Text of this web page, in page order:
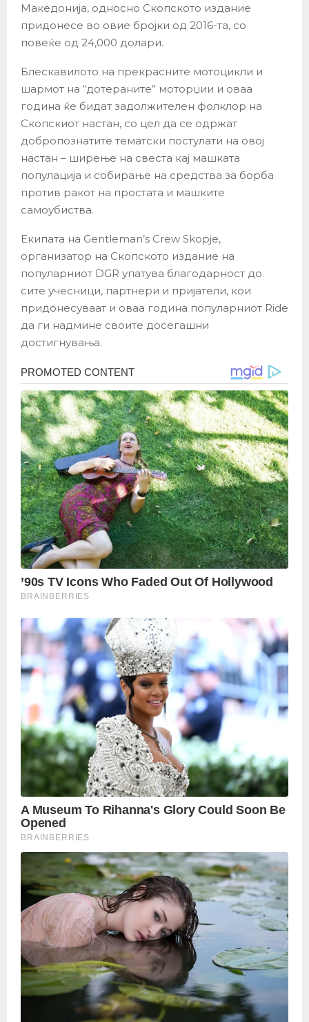
Македонија, односно Скопското издание
придонесе во овие бројки од 2016-та, со
повеќе од 24,000 долари.
Блескавилото на прекрасните мотоцикли и
шармот на “дотераните” моторџии и оваа
година ќе бидат задолжителен фолклор на
Скопскиот настан, со цел да се одржат
добропознатите тематски постулати на овој
настан – ширење на свеста кај машката
популација и собирање на средства за борба
против ракот на простата и машките
самоубиства.
Екипата на Gentleman’s Crew Skopje,
организатор на Скопското издание на
популарниот DGR упатува благодарност до
сите учесници, партнери и пријатели, кои
придонесуваат и оваа година популарниот Ride
да ги надмине своите досегашни
достигнувања.